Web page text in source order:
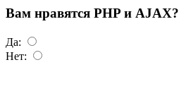
Вам нравятся PHP и AJAX?
Да:
Нет: